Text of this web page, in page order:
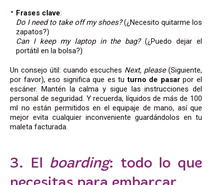
Frases clave:
Do I need to take off my shoes?(¿Necesito quitarme los
zapatos?)
Can I keep my laptop in the bag?(¿Puedo dejar el
portátil en la bolsa?)
Un consejo útil: cuando escuches Next, please(Siguiente,
por favor), eso significa que es tuturno de pasarpor el
escáner. Mantén la calma y sigue las instrucciones del
personal de seguridad. Y recuerda, líquidos de más de 100
ml no están permitidos en el equipaje de mano, así que
mejor evita cualquier inconveniente guardándolos en tu
maleta facturada.
3. El boarding: todo lo que